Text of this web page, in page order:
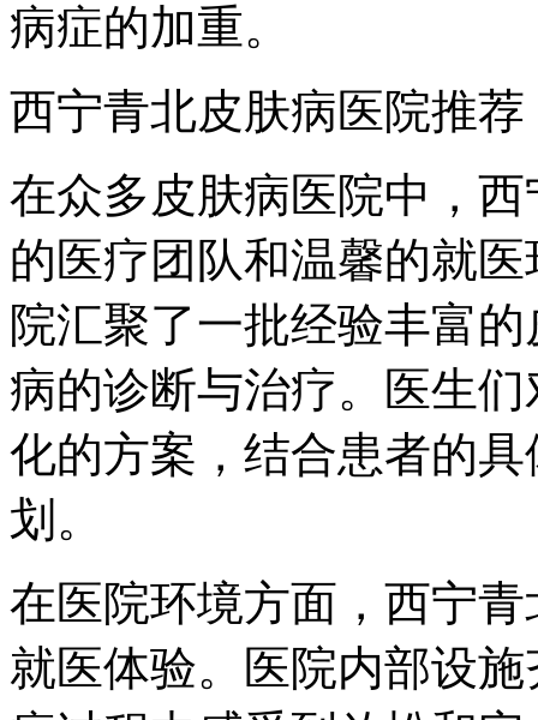
病症的加重。
西宁青北皮肤病医院推荐
在众多皮肤病医院中，
的医疗团队和温馨的就
院汇聚了一批经验丰富
病的诊断与治疗。医生
化的方案，结合患者的
划。
在医院环境方面，西宁
就医体验。医院内部设